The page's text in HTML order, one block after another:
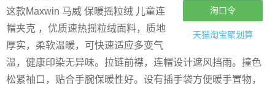
淘口令
天猫淘宝聚划算
这款Maxwin 马威 保暖摇粒绒 儿童连
帽夹克 ，优质速热摇粒绒面料，质地
厚实，柔软温暖，可快速适应多变气
温，健康印染无异味。拉链前襟，连帽设计遮风挡雨。撞色
松紧袖口，贴合手腕保暖性好。设有插手袋方便暖手置物，